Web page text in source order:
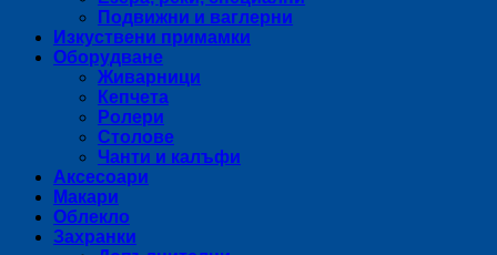
Подвижни и ваглерни
Изкуствени примамки
Оборудване
Живарници
Кепчета
Ролери
Столове
Чанти и калъфи
Аксесоари
Макари
Облекло
Захранки